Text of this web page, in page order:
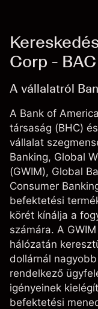
Corp - BAC
A vállalatról
A Bank of
társaság (BHC)
vállalat
Banking, Global
(GWIM), Global
Consumer
befektetési
körét kínálja a
számára. A
hálózatán
dollárnál
rendelkező
igényeinek
befektetési